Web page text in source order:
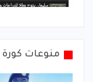
منوعات كورة